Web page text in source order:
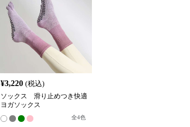
¥3,220 (税込)
ソックス 滑り止めつき快適
ヨガソックス
全4色